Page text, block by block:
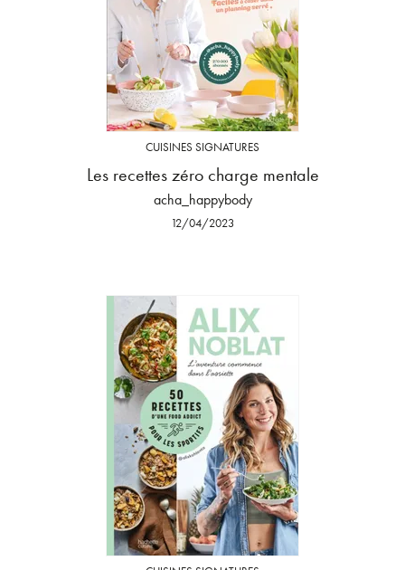
CUISINES SIGNATURES
Les recettes zéro charge mentale
acha_happybody
12/04/2023